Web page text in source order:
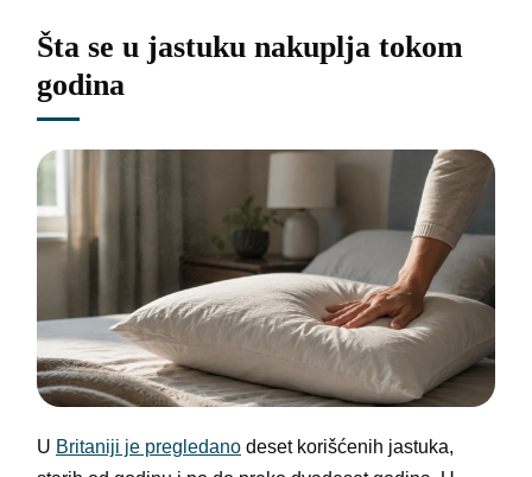
Šta se u jastuku nakuplja tokom
godina
U Britaniji je pregledano deset korišćenih jastuka,